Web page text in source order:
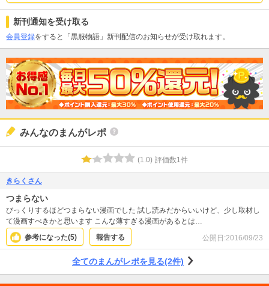
新刊通知を受け取る
会員登録をすると「黒服物語」新刊配信のお知らせが受け取れます。
みんなのまんがレポ
(1.0) 評価数1 件
きらくさん
つまらない
びっくりするほどつまらない漫画でした 試し読みだからいいけど、少し取材し
て漫画すべきかと思います こんな薄すぎる漫画があるとは…
参考になった(5) 報告する 公開日:2016/09/23
全てのまんがレポを見る(2件)